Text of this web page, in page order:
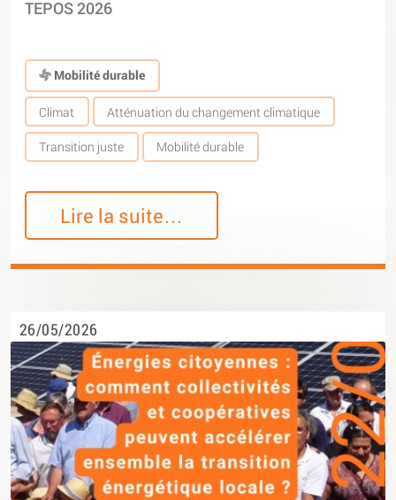
TEPOS 2026
Mobilité durable
Climat Atténuation du changement climatique
Transition juste Mobilité durable
Lire la suite…
26/05/2026